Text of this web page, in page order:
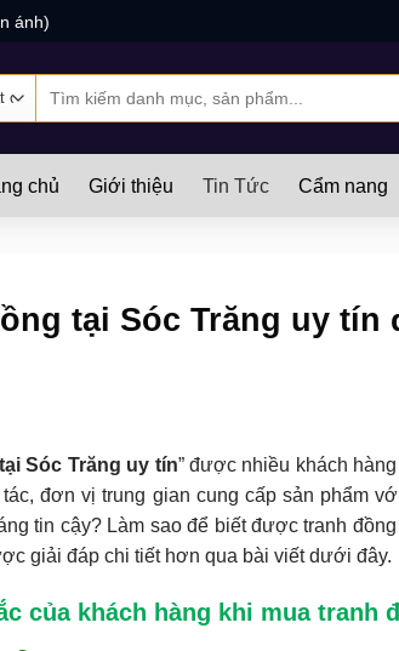
ánh)
kiếm:
chủ Giới thiệu Tin Tức Cẩm nang
tại Sóc Trăng uy tín
Sóc Trăng uy tín” được nhiều khách
đơn vị trung gian cung cấp sản phẩm
tin cậy? Làm sao để biết được tranh
giải đáp chi tiết hơn qua bài viết dưới đây.
của khách hàng khi mua tranh